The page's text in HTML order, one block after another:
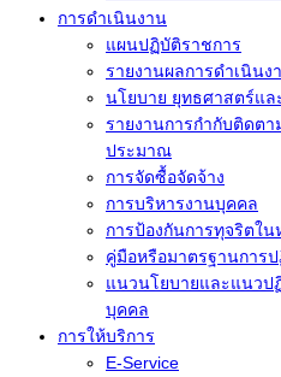
การดำเนินงาน
แผนปฏิบัติราชการ
รายงานผลการดำเนินง
นโยบาย ยุทธศาสตร์แล
รายงานการกำกับติดต
ประมาณ
การจัดซื้อจัดจ้าง
การบริหารงานบุคคล
การป้องกันการทุจริตใ
คู่มือหรือมาตรฐานการ
แนวนโยบายและแนวป
บุคคล
การให้บริการ
E-Service